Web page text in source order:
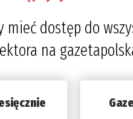
mieć dostęp do
na